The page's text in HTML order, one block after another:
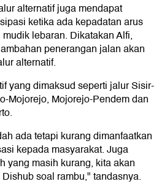
alternatif juga mendapat
ketika ada kepadatan arus
lebaran. Dikatakan Alfi,
penerangan jalan akan
alternatif.
yang dimaksud seperti jalur Sisir-
Mojorejo, Mojorejo-Pendem dan
ada tetapi kurang dimanfaatkan
kepada masyarakat. Juga
yang masih kurang, kita akan
soal rambu," tandasnya.